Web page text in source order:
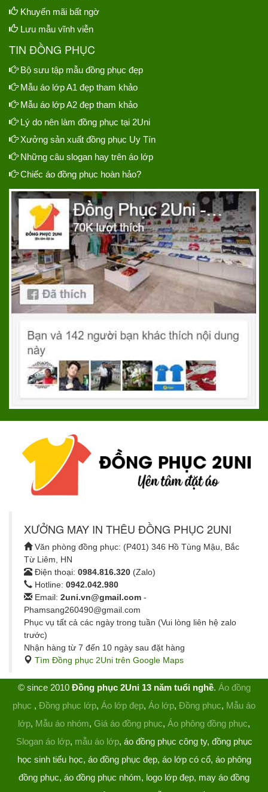
Khuyến mãi bất ngờ
Lưu mẫu vĩnh viễn
TIN ĐỒNG PHỤC
Bộ sưu tập mẫu đồng phục đẹp
Mẫu áo lớp A1 đẹp tham khảo
Mẫu áo lớp A2 đẹp tham khảo
Lý do nên làm đồng phục tại 2Uni
Xưởng sản xuất đồng phục Uy Tín
Những câu slogan hay trên áo lớp
Chiếc áo đồng phục hoàn hảo?
XƯỞNG MAY IN THÊU ĐỒNG PHỤC 2UNI
Văn phòng đồng phục: (P401) 346 Hồ Tùng Mậu, Bắc
Từ Liêm, HN
Điện thoại: 0984.816.320 (Zalo)
Hotline: 0942.042.980
Email: 2uni.vn@gmail.com -
Phamsang260490@gmail.com
Phục vụ tất cả các ngày trong tuần (Vui lòng liên hệ zalo
trước)
Nhận hàng từ 7 đến 10 ngày sau đặt hàng
Tìm Đồng phục 2Uni trên Google Maps
© since 2010 Đồng phục 2Uni 13 năm tuổi nghề. Áo đồng
phục , Đồng phục lớp, Áo lớp đẹp, Áo lớp, Đồng phục, Mẫu áo
lớp, Mẫu áo nhóm, Giá áo đồng phục, Áo phông đồng phục,
Slogan áo lớp, mẫu áo lớp, áo đồng phục công ty, đồng phục
học sinh tiểu học, áo đồng phục đẹp, áo lớp có cổ, áo phông
đồng phục, áo đồng phục nhóm, logo lớp đẹp, may áo đồng